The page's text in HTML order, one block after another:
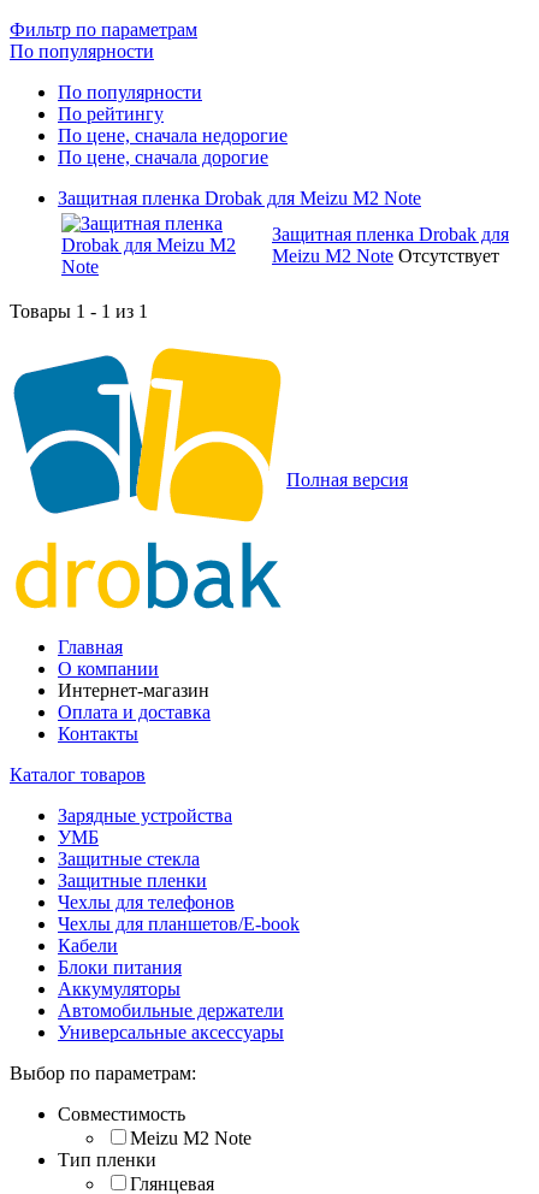
Фильтр по параметрам
По популярности
По популярности
По рейтингу
По цене, сначала недорогие
По цене, сначала дорогие
Защитная пленка Drobak для Meizu M2 Note
Защитная пленка Drobak для
Meizu M2 Note Отсутствует
Товары 1 - 1 из 1
Полная версия
Главная
О компании
Интернет-магазин
Оплата и доставка
Контакты
Каталог товаров
Зарядные устройства
УМБ
Защитные стекла
Защитные пленки
Чехлы для телефонов
Чехлы для планшетов/E-book
Кабели
Блоки питания
Аккумуляторы
Автомобильные держатели
Универсальные аксессуары
Выбор по параметрам:
Совместимость
Meizu M2 Note
Тип пленки
Глянцевая